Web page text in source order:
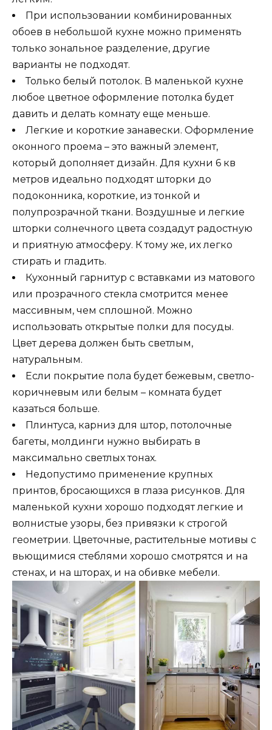
При использовании комбинированных
обоев в небольшой кухне можно применять
только зональное разделение, другие
варианты не подходят.
Только белый потолок. В маленькой кухне
любое цветное оформление потолка будет
давить и делать комнату еще меньше.
Легкие и короткие занавески. Оформление
оконного проема – это важный элемент,
который дополняет дизайн. Для кухни 6 кв
метров идеально подходят шторки до
подоконника, короткие, из тонкой и
полупрозрачной ткани. Воздушные и легкие
шторки солнечного цвета создадут радостную
и приятную атмосферу. К тому же, их легко
стирать и гладить.
Кухонный гарнитур с вставками из матового
или прозрачного стекла смотрится менее
массивным, чем сплошной. Можно
использовать открытые полки для посуды.
Цвет дерева должен быть светлым,
натуральным.
Если покрытие пола будет бежевым, светло-
коричневым или белым – комната будет
казаться больше.
Плинтуса, карниз для штор, потолочные
багеты, молдинги нужно выбирать в
максимально светлых тонах.
Недопустимо применение крупных
принтов, бросающихся в глаза рисунков. Для
маленькой кухни хорошо подходят легкие и
волнистые узоры, без привязки к строгой
геометрии. Цветочные, растительные мотивы с
вьющимися стеблями хорошо смотрятся и на
стенах, и на шторах, и на обивке мебели.